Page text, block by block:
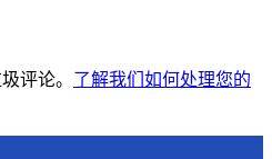
评论。 了解我们如何处理您的